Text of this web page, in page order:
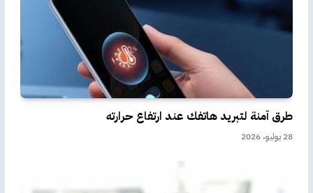
طرق آمنة لتبريد هاتفك عند ارتفاع حرارته
28 يوليو، 2026